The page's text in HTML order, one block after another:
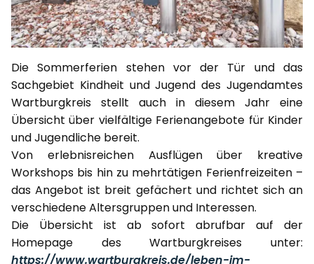
Die Sommerferien stehen vor der Tür und das
Sachgebiet Kindheit und Jugend des Jugendamtes
Wartburgkreis stellt auch in diesem Jahr eine
Übersicht über vielfältige Ferienangebote für Kinder
und Jugendliche bereit.
Von erlebnisreichen Ausflügen über kreative
Workshops bis hin zu mehrtätigen Ferienfreizeiten –
das Angebot ist breit gefächert und richtet sich an
verschiedene Altersgruppen und Interessen.
Die Übersicht ist ab sofort abrufbar auf der
Homepage des Wartburgkreises unter:
https://www.wartburgkreis.de/leben-im-